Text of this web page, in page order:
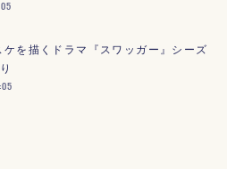
を描くドラマ『スワッガー』シーズ